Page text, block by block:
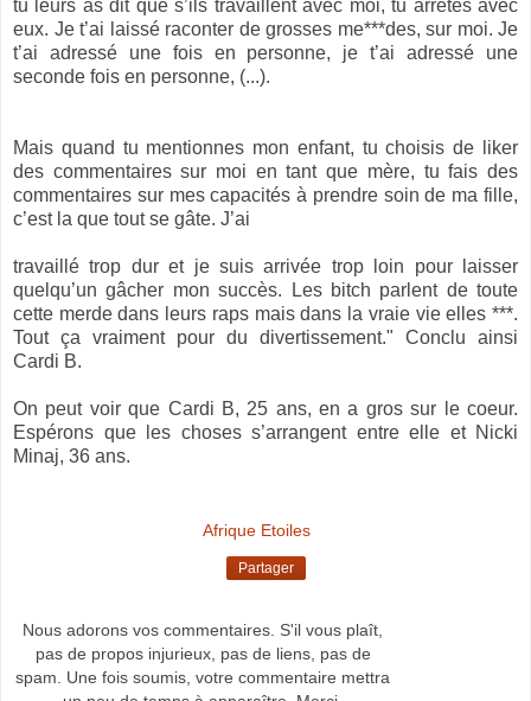
tu leurs as dit que s’ils travaillent avec moi, tu arrêtes avec
eux. Je t’ai laissé raconter de grosses me***des, sur moi. Je
t’ai adressé une fois en personne, je t’ai adressé une
seconde fois en personne, (...).
Mais quand tu mentionnes mon enfant, tu choisis de liker
des commentaires sur moi en tant que mère, tu fais des
commentaires sur mes capacités à prendre soin de ma fille,
c’est la que tout se gâte. J’ai
travaillé trop dur et je suis arrivée trop loin pour laisser
quelqu’un gâcher mon succès. Les bitch parlent de toute
cette merde dans leurs raps mais dans la vraie vie elles ***.
Tout ça vraiment pour du divertissement." Conclu ainsi
Cardi B.
On peut voir que Cardi B, 25 ans, en a gros sur le coeur.
Espérons que les choses s’arrangent entre elle et Nicki
Minaj, 36 ans.
Afrique Etoiles
Partager
Nous adorons vos commentaires. S'il vous plaît,
pas de propos injurieux, pas de liens, pas de
spam. Une fois soumis, votre commentaire mettra